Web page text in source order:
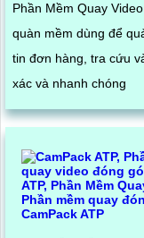
Phần Mềm Quay
quàn mềm dùng để
tin đơn hàng, tra cứu
xác và nhanh chóng